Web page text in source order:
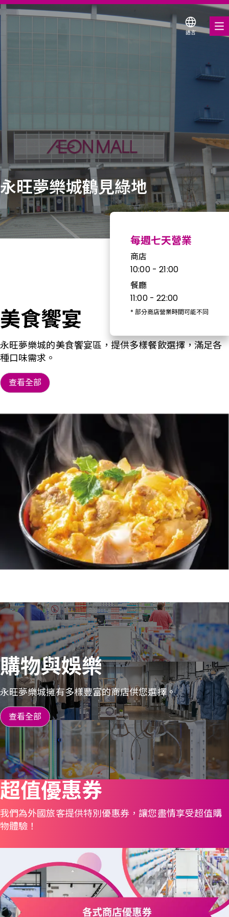
語言
搜尋永旺夢樂城
永旺夢樂城鶴見綠地
每週七天營業
商店
10:00 - 21:00
餐廳
11:00 - 22:00
* 部分商店營業時間可能不同
美食饗宴
永旺夢樂城的美食饗宴區，提供多樣餐飲選擇，滿足各
種口味需求。
查看全部
購物與娛樂
永旺夢樂城擁有多樣豐富的商店供您選擇。
查看全部
超值優惠券
我們為外國旅客提供特別優惠券，讓您盡情享受超值購
物體驗！